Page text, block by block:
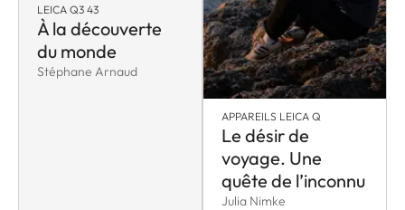
LEICA Q3 43
À la découverte
du monde
Stéphane Arnaud
APPAREILS LEICA Q
Le désir de
voyage. Une
quête de l’inconnu
Julia Nimke